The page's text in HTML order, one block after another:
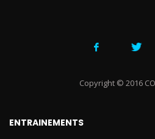
Copyright © 2016
ENTRAINEMENTS